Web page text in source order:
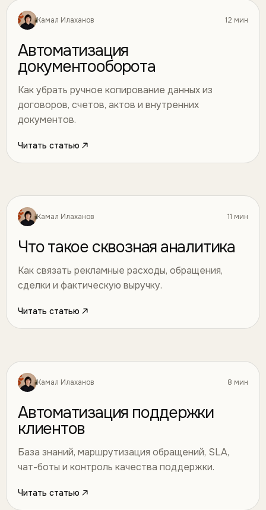
Автоматизация 37
Камал Илаханов 12 мин
Автоматизация
документооборота
Как убрать ручное копирование данных из
договоров, счетов, актов и внутренних
документов.
Читать статью
Автоматизация 38
Камал Илаханов 11 мин
Что такое сквозная аналитика
Как связать рекламные расходы, обращения,
сделки и фактическую выручку.
Читать статью
Автоматизация 39
Камал Илаханов 8 мин
Автоматизация поддержки
клиентов
База знаний, маршрутизация обращений, SLA,
чат-боты и контроль качества поддержки.
Читать статью